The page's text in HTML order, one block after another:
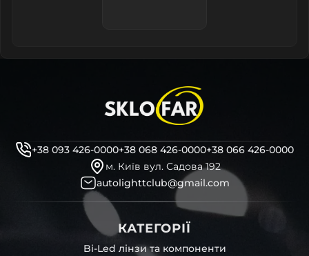
+38 093 426-0000+38 068 426-0000+38 066 426-0000
м. Київ вул. Садова 192
autolighttclub@gmail.com
КАТЕГОРІЇ
Bi-Led лінзи та компоненти